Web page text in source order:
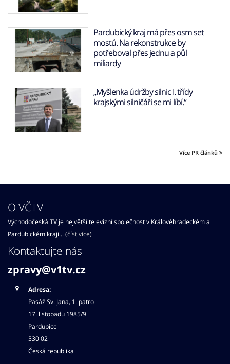
Pardubický kraj má přes osm set
mostů. Na rekonstrukce by
potřeboval přes jednu a půl
miliardy
„Myšlenka údržby silnic I. třídy
krajskými silničáři se mi líbí.“
Více PR článků
O VČTV
Východočeská TV je největší televizní společnost v Královéhradeckém a
Pardubickém kraji... (číst více)
Kontaktujte nás
zpravy@v1tv.cz
Adresa:
Pasáž Sv. Jana, 1. patro
17. listopadu 1985/9
Pardubice
530 02
Česká republika